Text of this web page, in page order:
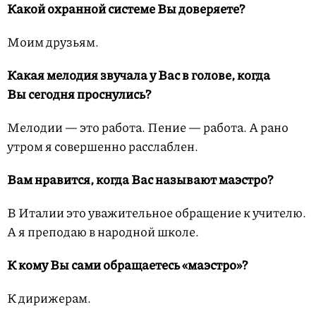
Какой охранной системе Вы доверяете?
Моим друзьям.
Какая мелодия звучала у Вас в голове, когда
Вы сегодня проснулись?
Мелодии — это работа. Пение — работа. А рано
утром я совершенно расслаблен.
Вам нравится, когда Вас называют маэстро?
В Италии это уважительное обращение к учителю.
А я преподаю в народной школе.
К кому Вы сами обращаетесь «маэстро»?
К дирижерам.